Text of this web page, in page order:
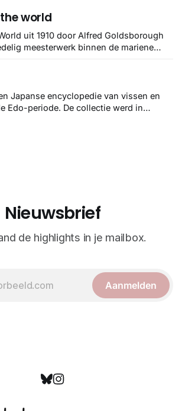
world
uit 1910 door Alfred Goldsborough
meesterwerk binnen de mariene
van kwallensoorten en hun
met prachtige, handgetekende
van Mayer zelf.
Japanse encyclopedie van vissen en
Edo-periode. De collectie werd in
technieken en bijna driedimensionale
Nieuwsbrief
de highlights in je mailbox.
Aanmelden